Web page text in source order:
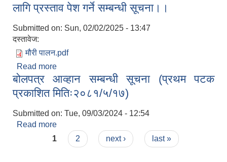
लागि प्रस्ताव पेश गर्ने सम्बन्धी सूचना।।
Submitted on: Sun, 02/02/2025 - 13:47
दस्तावेज:
मौरी पालन.pdf
Read more
लागि प्रस्ताव पेश गर्ने सम्बन्धी सूचना।।
बोलपत्र आव्हान सम्बन्धी सूचना (प्रथम पटक
प्रकाशित मितिः२०८१/५/१७)
Submitted on: Tue, 09/03/2024 - 12:54
Read more
प्रकाशित मितिः२०८१/५/१७)
Pages
1 2 next › last »